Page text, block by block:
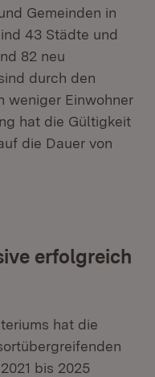
Gemeinden in
43 Städte und
82 neu
durch den
weniger Einwohner
hat die Gültigkeit
die Dauer von
erfolgreich
hat die
bis 2025